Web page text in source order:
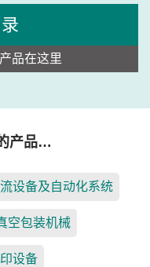
品在这里
产品…
设备及自动化系统
空包装机械
设备